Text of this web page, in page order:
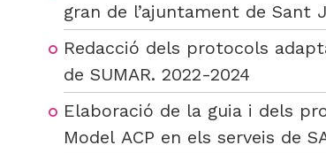
gran de l’ajuntament de Sant
Redacció dels protocols
de SUMAR. 2022-2024
Elaboració de la guia i dels
Model ACP en els serveis de